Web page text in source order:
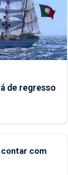
de regresso
contar com